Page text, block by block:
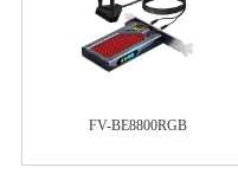
FV-BE8800RGB